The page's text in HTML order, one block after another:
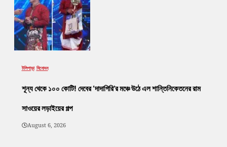
টলিপাড়া বিনোদন
শূন্য থেকে ১০০ কোটি! দেবের ‘দাদাগিরি’র মঞ্চে উঠে এল শান্তিনিকেতনের রাম
সাওয়ের লড়াইয়ের গল্প
August 6, 2026